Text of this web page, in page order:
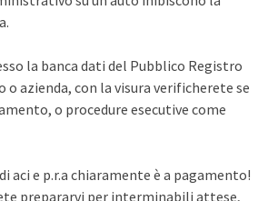
la banca dati del Pubblico Registro
azienda, con la visura verificherete se
o procedure esecutive come
aci e p.r.a chiaramente è a pagamento!
prepararvi per interminabili attese,